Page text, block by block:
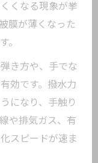
くなる現象が挙
膜が薄くなった
。
き方や、手でな
効です。撥水力
になり、手触り
や排気ガス、有
スピードが速ま